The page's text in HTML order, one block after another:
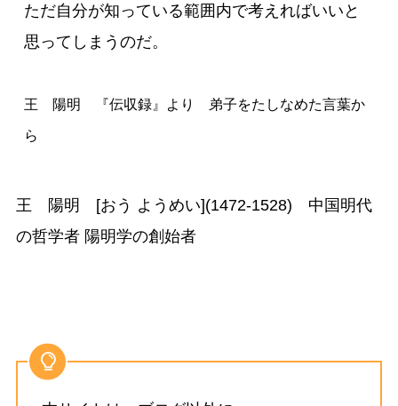
ただ自分が知っている範囲内で考えればいいと
思ってしまうのだ。
王　陽明　『伝収録』より　弟子をたしなめた言葉か
ら
王 陽明 [おう ようめい](1472-1528) 中国明代
の哲学者 陽明学の創始者